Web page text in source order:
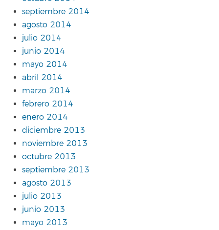
septiembre 2014
agosto 2014
julio 2014
junio 2014
mayo 2014
abril 2014
marzo 2014
febrero 2014
enero 2014
diciembre 2013
noviembre 2013
octubre 2013
septiembre 2013
agosto 2013
julio 2013
junio 2013
mayo 2013